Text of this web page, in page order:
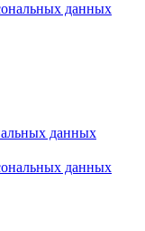
данных
данных
данных